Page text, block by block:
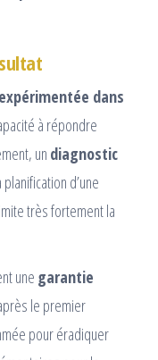
dans
à répondre
un diagnostic
d’une
très fortement la
une garantie
le premier
pour éradiquer